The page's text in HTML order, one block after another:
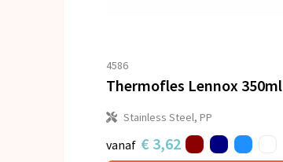
4586
Thermofles Lennox 350ml
Stainless Steel, PP
vanaf € 3,62